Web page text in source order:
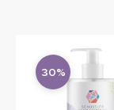
30%